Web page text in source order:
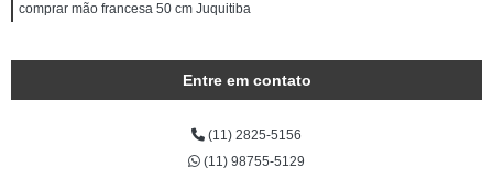
comprar mão francesa 50 cm Juquitiba
Entre em contato
(11) 2825-5156
(11) 98755-5129